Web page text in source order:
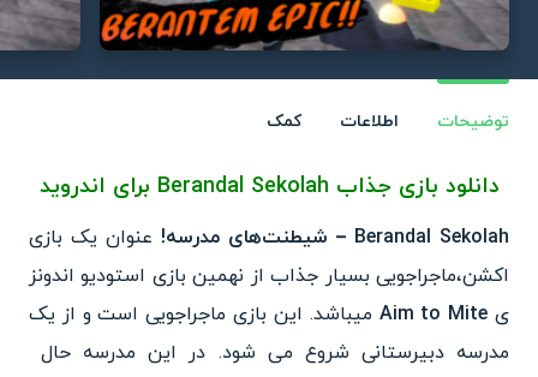
توضیحات اطلاعات کمک
دانلود بازی جذاب Berandal Sekolah برای اندروید
Berandal Sekolah – شیطنت‌های مدرسه! عنوان یک بازی
اکشن،ماجراجویی بسیار جذاب از نهمین بازی استودیو اندونز
ی Aim to Mite میباشد. این بازی ماجراجویی است و از یک
مدرسه دبیرستانی شروع می شود. در این مدرسه حال